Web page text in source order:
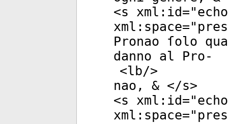
<s xml:id="
xml:space="
Pronao ſolo
danno al Pro-
<lb/>
nao, & </s>
<s xml:id="
xml:space="